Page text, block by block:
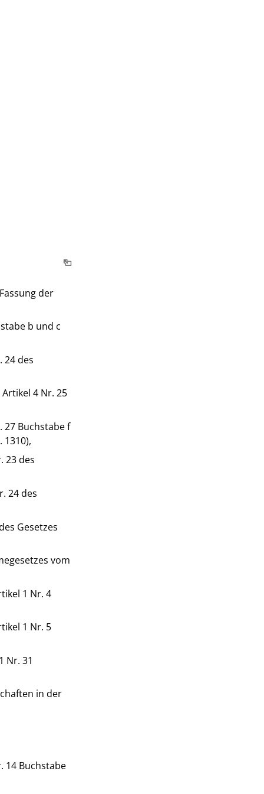
der
b und c
24 des
4 Nr. 25
27 Buchstabe f
1310),
23 des
24 des
Gesetzes
vom
1 Nr. 4
1 Nr. 5
Nr. 31
in der
14 Buchstabe